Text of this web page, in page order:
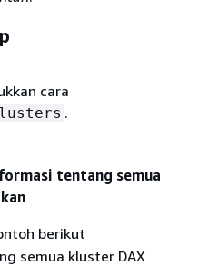
cara
.
tentang semua
berikut
semua kluster DAX